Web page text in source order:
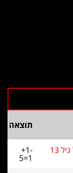
תוצאה
אליפות ישראל גיל 13 +1-
5=1